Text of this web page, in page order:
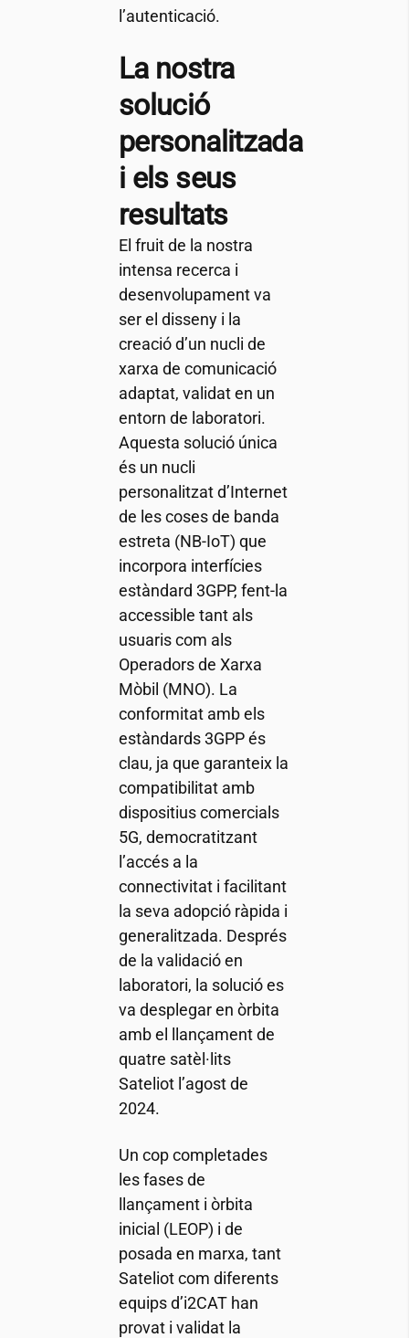
l’autenticació.
La nostra
solució
personalitzada
i els seus
resultats
El fruit de la nostra
intensa recerca i
desenvolupament va
ser el disseny i la
creació d’un nucli de
xarxa de comunicació
adaptat, validat en un
entorn de laboratori.
Aquesta solució única
és un nucli
personalitzat d’Internet
de les coses de banda
estreta (NB-IoT) que
incorpora interfícies
estàndard 3GPP, fent-la
accessible tant als
usuaris com als
Operadors de Xarxa
Mòbil (MNO). La
conformitat amb els
estàndards 3GPP és
clau, ja que garanteix la
compatibilitat amb
dispositius comercials
5G, democratitzant
l’accés a la
connectivitat i facilitant
la seva adopció ràpida i
generalitzada. Després
de la validació en
laboratori, la solució es
va desplegar en òrbita
amb el llançament de
quatre satèl·lits
Sateliot l’agost de
2024.
Un cop completades
les fases de
llançament i òrbita
inicial (LEOP) i de
posada en marxa, tant
Sateliot com diferents
equips d’i2CAThan
provat i validat la